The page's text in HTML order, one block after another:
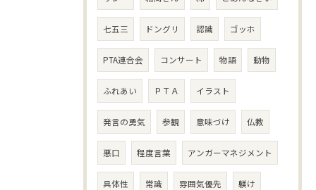
七五三 ドングリ 認識 ゴッホ
PTA連合会 コンサート 物語 動物
ふれあい ＰＴＡ イラスト
発言の勇気 参観 意味づけ 仏教
悪口 程度言葉 アンガーマネジメント
具体性 常識 雰囲気優先 躾け